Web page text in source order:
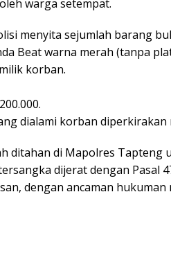
warga setempat.
menyita sejumlah barang
Beat warna merah (tanpa
korban.
dialami korban diperkirakan
ditahan di Mapolres Tapteng
dijerat dengan Pasal
dengan ancaman hukuman